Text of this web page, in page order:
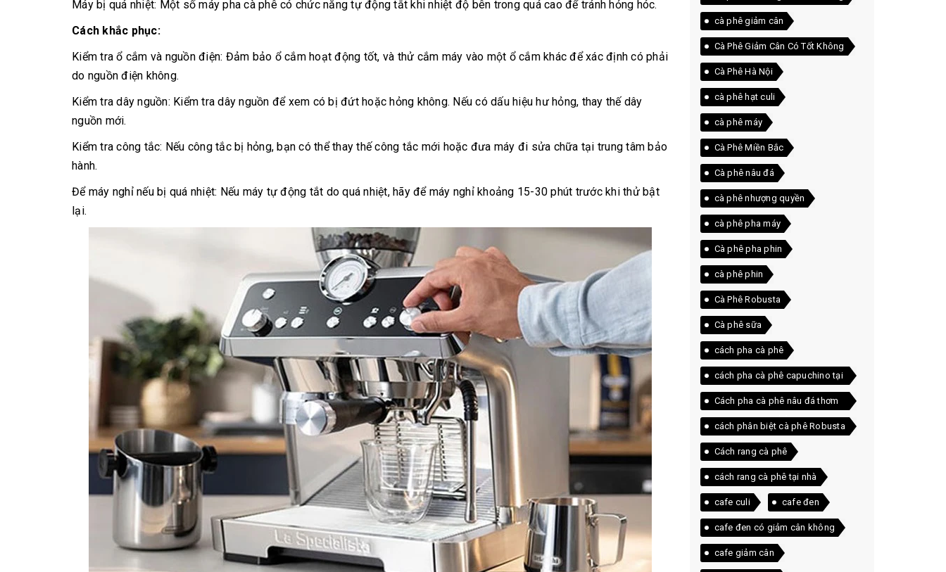
Máy bị quá nhiệt: Một số máy pha cà phê có chức năng tự động tắt khi nhiệt độ bên trong quá cao để tránh hỏng hóc.
Cách khắc phục:
Kiểm tra ổ cắm và nguồn điện: Đảm bảo ổ cắm hoạt động tốt, và thử cắm máy vào một ổ cắm khác để xác định có phải
do nguồn điện không.
Kiểm tra dây nguồn: Kiểm tra dây nguồn để xem có bị đứt hoặc hỏng không. Nếu có dấu hiệu hư hỏng, thay thế dây
nguồn mới.
Kiểm tra công tắc: Nếu công tắc bị hỏng, bạn có thể thay thế công tắc mới hoặc đưa máy đi sửa chữa tại trung tâm bảo
hành.
Để máy nghỉ nếu bị quá nhiệt: Nếu máy tự động tắt do quá nhiệt, hãy để máy nghỉ khoảng 15-30 phút trước khi thử bật
lại.
cà phê giảm cân
Cà Phê Giảm Cân Có Tốt Không
Cà Phê Hà Nội
cà phê hạt culi
cà phê máy
Cà Phê Miền Bắc
Cà phê nâu đá
cà phê nhượng quyền
cà phê pha máy
Cà phê pha phin
cà phê phin
Cà Phê Robusta
Cà phê sữa
cách pha cà phê
cách pha cà phê capuchino tại
nhà
Cách pha cà phê nâu đá thơm
ngon ngay tại nhà
cách phân biệt cà phê Robusta
và Arabica
Cách rang cà phê
cách rang cà phê tại nhà
cafe culi cafe đen
cafe đen có giảm cân không
cafe giảm cân